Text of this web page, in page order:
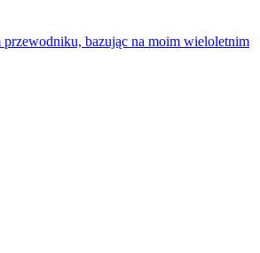
bazując na moim wieloletnim